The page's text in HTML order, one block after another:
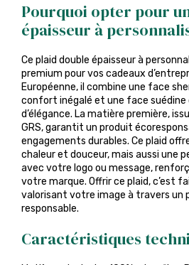
Pourquoi opter pour
épaisseur à
Ce plaid double épaisseur à
premium pour vos cadeaux
Européenne, il combine une face
confort inégalé et une face suédine
d’élégance. La matière première,
GRS, garantit un produit
engagements durables. Ce plaid
chaleur et douceur, mais aussi une
avec votre logo ou message,
votre marque. Offrir ce plaid, c’est
valorisant votre image à travers un
responsable.
Caractéristiques